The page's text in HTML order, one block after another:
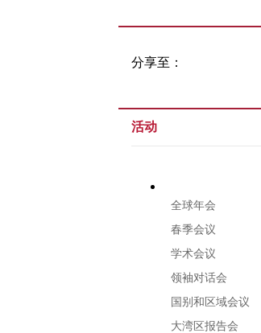
分享至：
活动
全球年会
春季会议
学术会议
领袖对话会
国别和区域会议
大湾区报告会